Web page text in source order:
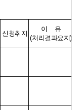
신청취지
이    유
(처리결과요지)